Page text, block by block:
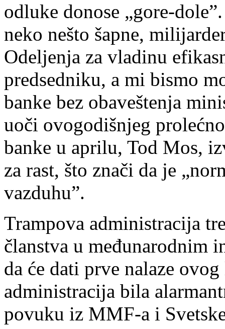
odluke donose „gore-
neko nešto šapne,
Odeljenja za vladinu
predsedniku, a mi bismo
banke bez obaveštenja
uoči ovogodišnjeg
banke u aprilu, Tod Mos,
za rast, što znači da je
vazduhu”.
Trampova administracija
članstva u međunarodnim
da će dati prve nalaze
administracija bila
povuku iz MMF-a i